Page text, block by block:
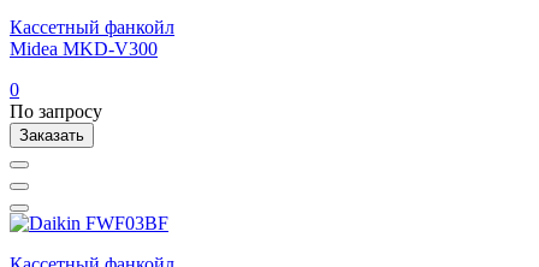
Кассетный фанкойл
Midea MKD-V300
0
По запросу
Заказать